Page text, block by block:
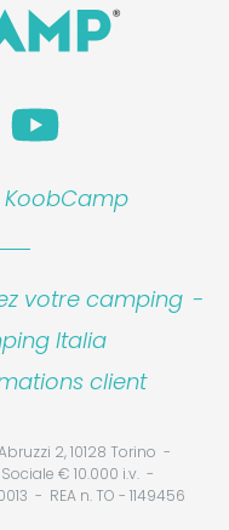
votre camping -
Italia
client
2, 10128 Torino
€ 10.000 i.v.
REA n. TO - 1149456